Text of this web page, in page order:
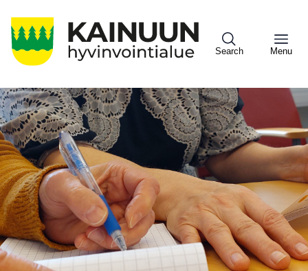
pääsisältöön
Search Menu
Sote
Menu
Asiakkaille